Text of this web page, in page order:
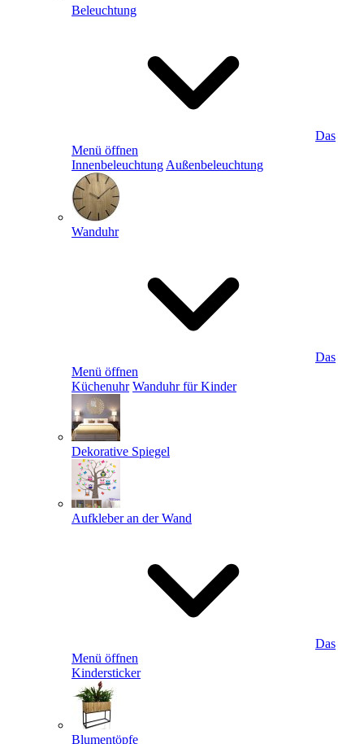
Beleuchtung
Das
Menü öffnen
Innenbeleuchtung Außenbeleuchtung
Wanduhr
Das
Menü öffnen
Küchenuhr Wanduhr für Kinder
Dekorative Spiegel
Aufkleber an der Wand
Das
Menü öffnen
Kindersticker
Blumentöpfe